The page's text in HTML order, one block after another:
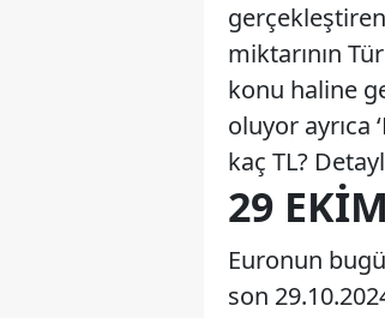
miktarının
konu haline
oluyor ayrıca
kaç TL?
29
Euronun
son